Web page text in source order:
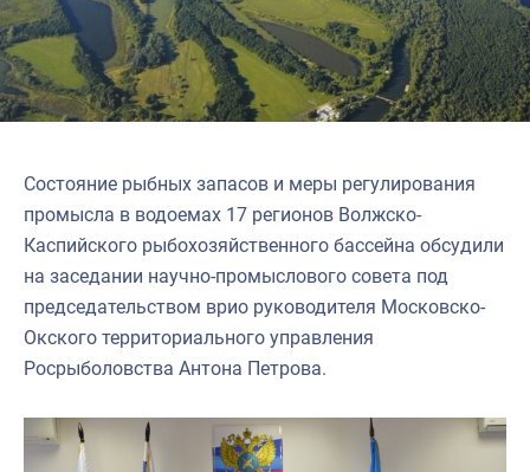
Состояние рыбных запасов и меры регулирования
промысла в водоемах 17 регионов Волжско-
Каспийского рыбохозяйственного бассейна обсудили
на заседании научно-промыслового совета под
председательством врио руководителя Московско-
Окского территориального управления
Росрыболовства Антона Петрова.